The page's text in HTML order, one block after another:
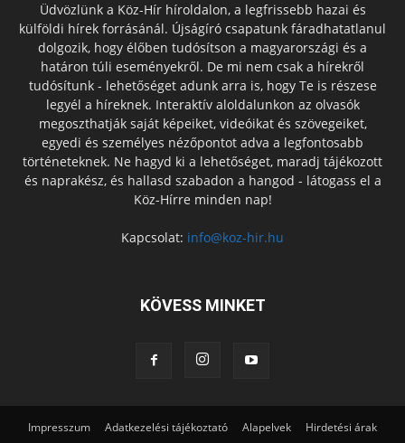
Üdvözlünk a Köz-Hír híroldalon, a legfrissebb hazai és
külföldi hírek forrásánál. Újságíró csapatunk fáradhatatlanul
dolgozik, hogy élőben tudósítson a magyarországi és a
határon túli eseményekről. De mi nem csak a hírekről
tudósítunk - lehetőséget adunk arra is, hogy Te is részese
legyél a híreknek. Interaktív aloldalunkon az olvasók
megoszthatják saját képeiket, videóikat és szövegeiket,
egyedi és személyes nézőpontot adva a legfontosabb
történeteknek. Ne hagyd ki a lehetőséget, maradj tájékozott
és naprakész, és hallasd szabadon a hangod - látogass el a
Köz-Hírre minden nap!
Kapcsolat: info@koz-hir.hu
KÖVESS MINKET
Impresszum Adatkezelési tájékoztató Alapelvek Hirdetési árak